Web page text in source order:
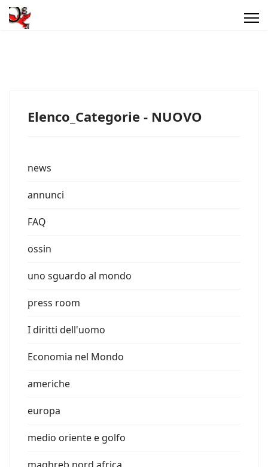
Elenco_Categorie - NUOVO
news
annunci
FAQ
ossin
uno sguardo al mondo
press room
I diritti dell'uomo
Economia nel Mondo
americhe
europa
medio oriente e golfo